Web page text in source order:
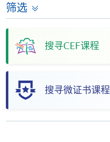
筛选
搜寻CEF课程
搜寻微证书课程